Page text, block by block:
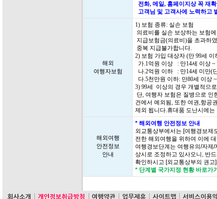
전화, 메일, 홈페이지상 꼭 재
고객님 및 고객사에 노력하고
해외
여행자보험
1) 보험 종류: 실손 보험
의료비를 실손 보상하는 보험
지급보험금(의료비)을 초과하
중복 지급불가합니다.
2) 보험 가입 대상자 (만 99세
가.1억원 이상 : 만14세 이상 ~
나.2억원 이하 : 만14세 미만(
다.5천만원 이하: 만80세 이상
3) 99세 이상의 경우 개별적으
단, 여행자 보험은 질병으로 인
건에서 예외됨, 또한 여권,항공
제외 됩니다.휴대품 도난시에
해외여행
안전정보
안내
* 해외여행 안전정보 안내
외교통상부에서는 [여행경보제
전한 해외여행을 위하여 이에
여행경보단계는 여행유의/자제
상시로 조정하고 있사오니, 반
확인하시고 [외교통상부의 권
* 단계별 국가지정 현황 바로가